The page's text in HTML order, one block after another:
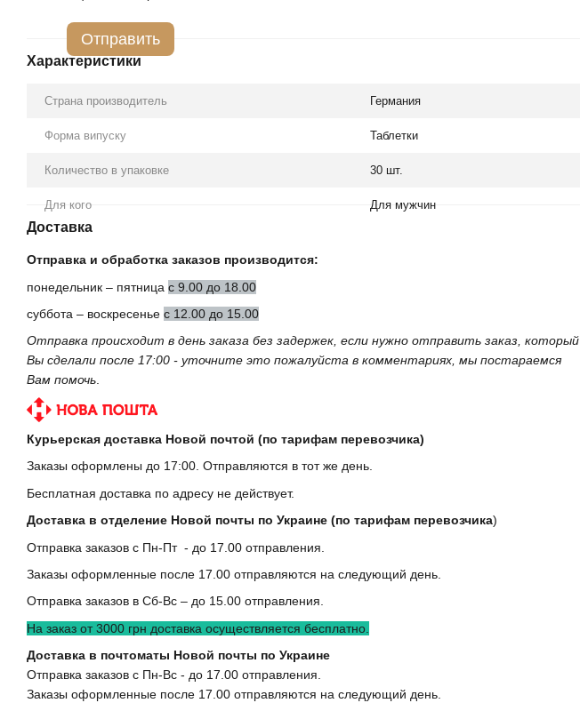
Отправить
Характеристики
Страна производитель Германия
Форма випуску Таблетки
Количество в упаковке 30 шт.
Для кого Для мужчин
Доставка
Отправка и обработка заказов производится:
понедельник – пятница с 9.00 до 18.00
суббота – воскресенье с 12.00 до 15.00
Отправка происходит в день заказа без задержек, если нужно отправить заказ, который
Вы сделали после 17:00 - уточните это пожалуйста в комментариях, мы постараемся
Вам помочь.
Курьерская доставка Новой почтой (по тарифам перевозчика)
Заказы оформлены до 17:00. Отправляются в тот же день.
Бесплатная доставка по адресу не действует.
Доставка в отделение Новой почты по Украине (по тарифам перевозчика)
Отправка заказов с Пн-Пт - до 17.00 отправления.
Заказы оформленные после 17.00 отправляются на следующий день.
Отправка заказов в Сб-Вс – до 15.00 отправления.
На заказ от 3000 грн доставка осуществляется бесплатно.
Доставка в почтоматы Новой почты по Украине
Отправка заказов с Пн-Вс - до 17.00 отправления.
Заказы оформленные после 17.00 отправляются на следующий день.